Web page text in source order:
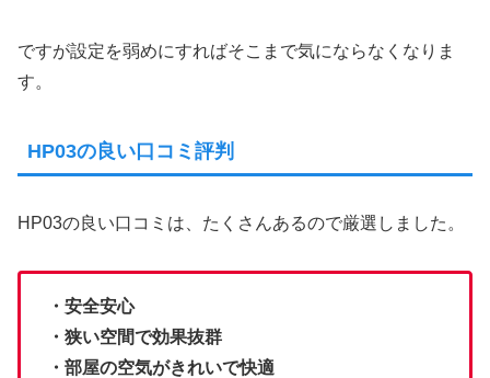
ですが設定を弱めにすればそこまで気にならなくなりま
す。
HP03の良い口コミ評判
HP03の良い口コミは、たくさんあるので厳選しました。
・安全安心
・狭い空間で効果抜群
・部屋の空気がきれいで快適